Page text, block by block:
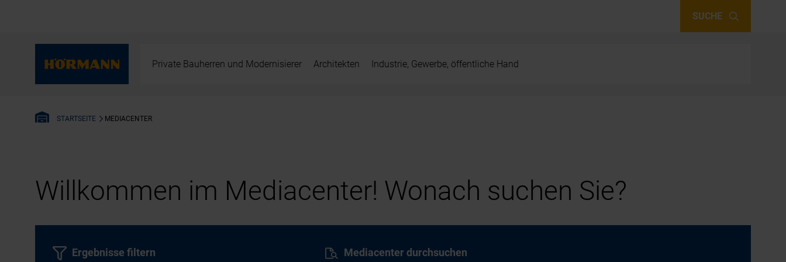
SUCHE
Private Bauherren und Modernisierer Architekten Industrie, Gewerbe, öffentliche Hand
STARTSEITE MEDIACENTER
Willkommen im Mediacenter! Wonach suchen Sie?
Mediacenter durchsuchen
Ergebnisse filtern